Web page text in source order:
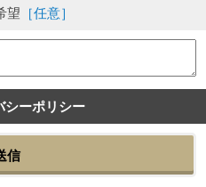
望 ［任意］
シーポリシー
信